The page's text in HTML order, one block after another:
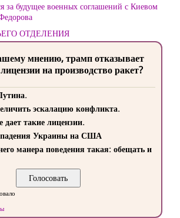
за будущее военных соглашений с Киевом
ОТДЕЛЕНИЯ
мнению, трамп отказывает
на производство ракет?
эскалацию конфликта.
такие лицензии.
Украины на США
манера поведения такая: обещать и